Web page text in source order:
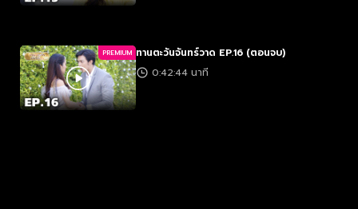
PREMIUM ทานตะวันจันทร์วาด EP.16 (ตอนจบ)
0:42:44 นาที